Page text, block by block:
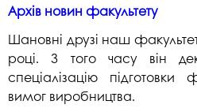
Архів новин факультету
Шановні друзі наш
році. З того часу він
спеціалізацію підготовки
вимог виробництва.